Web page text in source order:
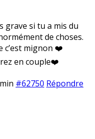
grave si tu a mis du
de choses.
c’est mignon ❤️
en couple❤️
#62750 Répondre